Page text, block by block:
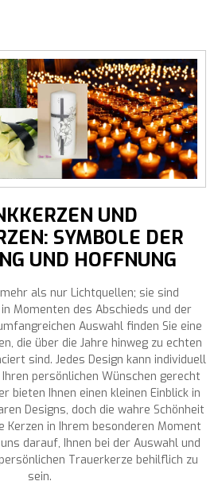
UND
SYMBOLE DER
UND HOFFNUNG
als nur Lichtquellen; sie sind
Momenten des Abschieds und der
Auswahl finden Sie eine
die über die Jahre hinweg zu echten
sind. Jedes Design kann individuell
persönlichen Wünschen gerecht
bieten Ihnen einen kleinen Einblick in
Designs, doch die wahre Schönheit
Kerzen in Ihrem besonderen Moment
darauf, Ihnen bei der Auswahl und
Trauerkerze behilflich zu
sein.